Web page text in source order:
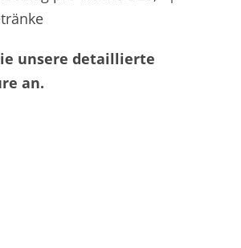
unsere detaillierte
an.